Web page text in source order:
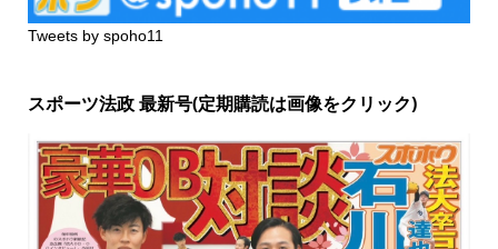
Tweets by spoho11
スポーツ法政 最新号(定期購読は画像をクリック)